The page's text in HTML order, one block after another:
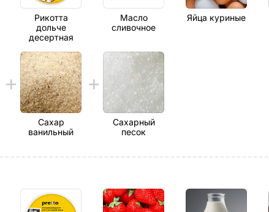
Рикотта
дольче
десертная
Масло
сливочное
Яйца куриные
Сахар
ванильный
Сахарный
песок